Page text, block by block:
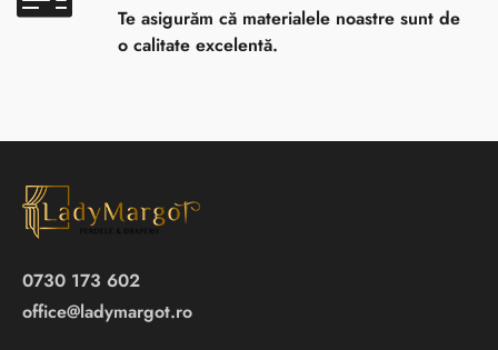
Te asigurăm că materialele noastre sunt de
o calitate excelentă.
0730 173 602
office@ladymargot.ro